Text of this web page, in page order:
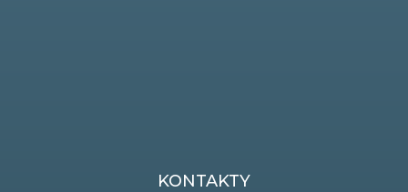
KONTAKTY